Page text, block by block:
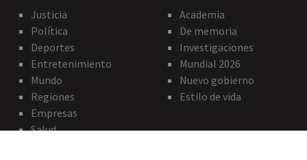
Justicia
Política
Deportes
Entretenimiento
Mundo
Regiones
Empresas
Salud
Academia
De memoria
Investigaciones
Mundial 2026
Nuevo gobierno
Estilo de vida